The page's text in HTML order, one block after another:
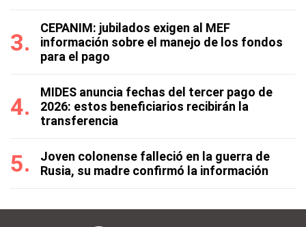
CEPANIM: jubilados exigen al MEF
información sobre el manejo de los fondos
para el pago
MIDES anuncia fechas del tercer pago de
2026: estos beneficiarios recibirán la
transferencia
Joven colonense falleció en la guerra de
Rusia, su madre confirmó la información